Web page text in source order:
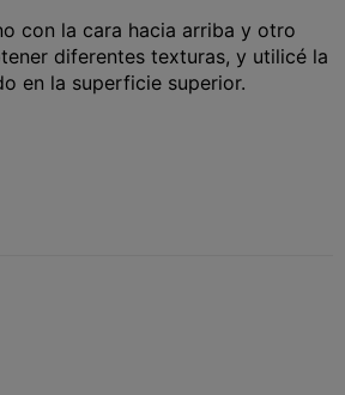
con la cara hacia arriba y otro
diferentes texturas, y utilicé la
en la superficie superior.